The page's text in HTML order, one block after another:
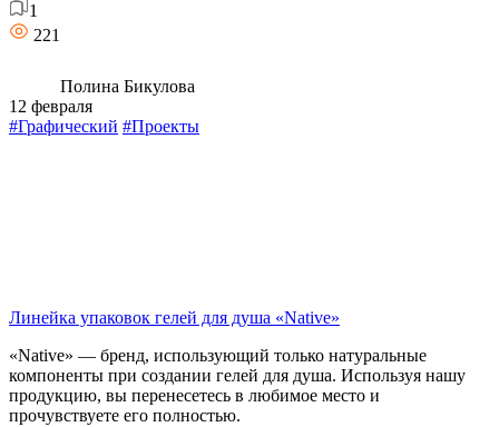
1
221
Полина Бикулова
12 февраля
#Графический #Проекты
Линейка упаковок гелей для душа «Native»
«Native» — бренд, использующий только натуральные
компоненты при создании гелей для душа. Используя нашу
продукцию, вы перенесетесь в любимое место и
прочувствуете его полностью.